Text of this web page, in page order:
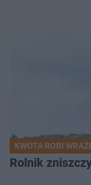
KWOTA ROBI
Rolnik